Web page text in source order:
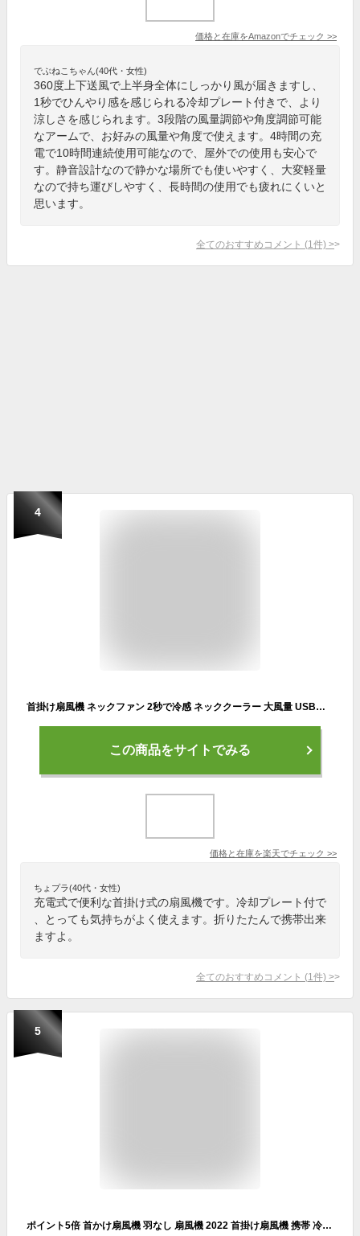
価格と在庫をAmazonでチェック >>
でぶねこちゃん(40代・女性)
360度上下送風で上半身全体にしっかり風が届きますし、
1秒でひんやり感を感じられる冷却プレート付きで、より
涼しさを感じられます。3段階の風量調節や角度調節可能
なアームで、お好みの風量や角度で使えます。4時間の充
電で10時間連続使用可能なので、屋外での使用も安心で
す。静音設計なので静かな場所でも使いやすく、大変軽量
なので持ち運びしやすく、長時間の使用でも疲れにくいと
思います。
全てのおすすめコメント (1 件) >
4
首掛け扇風機 ネックファン 2秒で冷感 ネッククーラー 大風量 USB充電式 折畳み式 旅行 花火大会 長時間使用 5000mAh 3階冷却 冷却プレート付き ひんやり 携帯扇風機 スポーツ観戦 暑さ対策グッズ(オレンジ)
この商品をサイトでみる
価格と在庫を楽天でチェック >>
ちょプラ(40代・女性)
充電式で便利な首掛け式の扇風機です。冷却プレート付で
、とっても気持ちがよく使えます。折りたたんで携帯出来
ますよ。
全てのおすすめコメント (1 件) >
5
ポイント5倍 首かけ扇風機 羽なし 扇風機 2022 首掛け扇風機 携帯 冷却 冷却プレート付き 首かけ ネッククーラー ネックファン ハンディファン ポータブル ファン ポータブル ネックバンド USB充電式 静音 小型 軽量 戸外 子供